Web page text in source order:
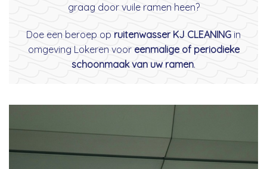
graag door vuile ramen heen?
Doe een beroep op ruitenwasser KJ CLEANING in
omgeving Lokeren voor eenmalige of periodieke
schoonmaak van uw ramen.